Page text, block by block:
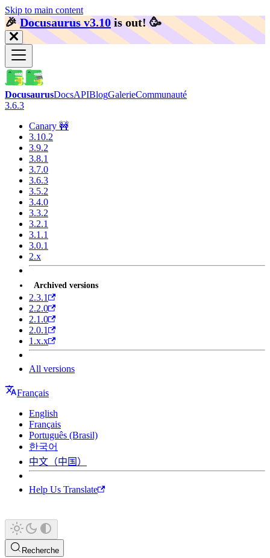
Skip to main content
🎉️Docusaurus v3.10 is out! 🥳️
DocusaurusDocsAPIBlogGalerieCommunauté
3.6.3
Canary 🚧
3.10.2
3.9.2
3.8.1
3.7.0
3.6.3
3.5.2
3.4.0
3.3.2
3.2.1
3.1.1
3.0.1
2.x
Archived versions
2.3.1
2.2.0
2.1.0
2.0.1
1.x.x
All versions
Français
English
Français
Português (Brasil)
한국어
中文（中国）
Help Us Translate
Recherche